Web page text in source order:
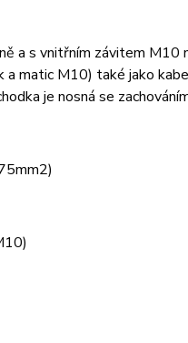
a s vnitřním závitem M10
matic M10) také jako
je nosná se